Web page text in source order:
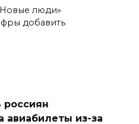
люди»
добавить
россиян
авиабилеты из-за